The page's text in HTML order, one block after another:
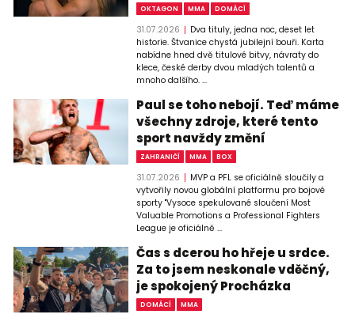
OKTAGON MMA DOMÁCÍ
31.07.2026
Dva tituly, jedna noc, deset let
historie. Štvanice chystá jubilejní bouři. Karta
nabídne hned dvě titulové bitvy, návraty do
klece, české derby dvou mladých talentů a
mnoho dalšího. ...
Paul se toho nebojí. Teď máme
všechny zdroje, které tento
sport navždy změní
ZAHRANIČÍ MMA BOX
31.07.2026
MVP a PFL se oficiálně sloučily a
vytvořily novou globální platformu pro bojové
sporty "Vysoce spekulované sloučení Most
Valuable Promotions a Professional Fighters
League je oficiálně ...
Čas s dcerou ho hřeje u srdce.
Za to jsem neskonale vděčný,
je spokojený Procházka
DOMÁCÍ MMA